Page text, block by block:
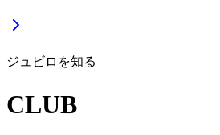
ジュビロを知る
CLUB